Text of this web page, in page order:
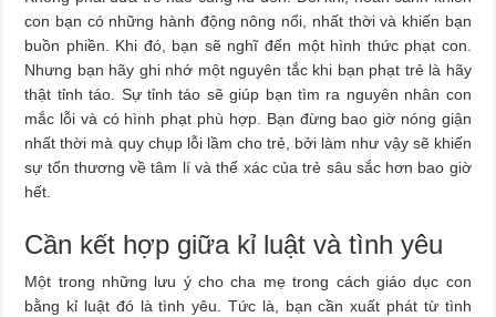
con bạn có những hành động nông nổi, nhất thời và khiến bạn
buồn phiền. Khi đó, bạn sẽ nghĩ đến một hình thức phạt con.
Nhưng bạn hãy ghi nhớ một nguyên tắc khi bạn phạt trẻ là hãy
thật tỉnh táo. Sự tỉnh táo sẽ giúp bạn tìm ra nguyên nhân con
mắc lỗi và có hình phạt phù hợp. Bạn đừng bao giờ nóng giận
nhất thời mà quy chụp lỗi lầm cho trẻ, bởi làm như vậy sẽ khiến
sự tổn thương về tâm lí và thể xác của trẻ sâu sắc hơn bao giờ
hết.
Cần kết hợp giữa kỉ luật và tình yêu
Một trong những lưu ý cho cha mẹ trong cách giáo dục con
bằng kỉ luật đó là tình yêu. Tức là, bạn cần xuất phát từ tình